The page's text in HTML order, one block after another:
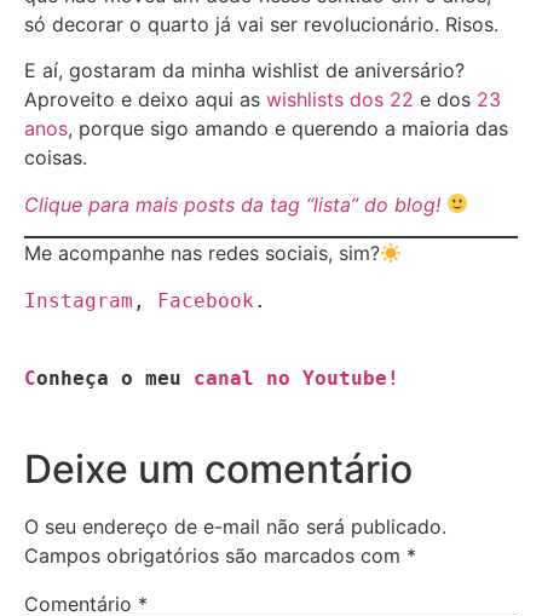
só decorar o quarto já vai ser revolucionário. Risos.
E aí, gostaram da minha wishlist de aniversário?
Aproveito e deixo aqui as wishlists dos 22 e dos 23
anos, porque sigo amando e querendo a maioria das
coisas.
Clique para mais posts da tag “lista” do blog!
Me acompanhe nas redes sociais, sim?
Instagram , Facebook
Conheça o meu canal no Youtube!
Deixe um comentário
O seu endereço de e-mail não será publicado.
Campos obrigatórios são marcados com *
Comentário *